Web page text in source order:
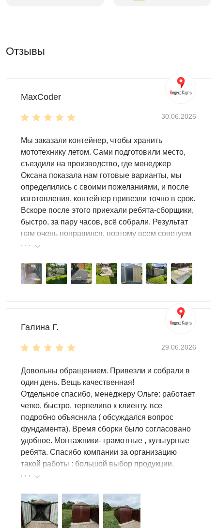
на строительной площадке
Используйте этот удобный хозблок, чтобы хранить
внутри:
материалы
оборудование любого типа
мототехнику
садовые качели и т.д.
Контейнер SKOGGY – это не только высокая
практичность, но и привлекательный внешний вид. Вы
сможете выбрать свой вариант дизайна:
базовый - из оцинкованной стали
нанесение печати
Организация внутреннего пространства – также важный
стеллажи
паллеты
Особенности модели
Благодаря вместительному корпусу вы легко
сможете разместить внутри контейнера
крупногабаритную технику и любой инвентарь.
Крыша хозблока – двускатная, прочная и надежная.
Ей не страшен толстый слой снега.
Торцевая дверь обеспечит удобство и комфортное
использование контейнера.
Настил пола -
Высота двускатной крыши
высота в коньке - 2,45 м
Отзывы
MaxCoder
30.06.2026
Мы заказали контейнер, чтобы хранить
мототехнику летом. Сами подготовили место,
съездили на производство, где менеджер
Оксана показала нам готовые варианты, мы
определились с своими пожеланиями, и после
изготовления, контейнер привезли точно в срок.
Вскоре после этого приехали ребята-сборщики,
быстро, за пару часов, всё собрали. Результат
нам очень понравился, поэтому всем советуем
эту фирму.
Галина Г.
29.06.2026
Довольны обращением. Привезли и собрали в
один день. Вещь качественная!
Отдельное спасибо, менеджеру Ольге: работает
четко, быстро, терпеливо к клиенту, все
подробно объяснила ( обсуждался вопрос
фундамента). Время сборки было согласовано
удобное. Монтажники- грамотные , культурные
ребята. Спасибо компании за организацию
такой работы : большой выбор продукции,
реальные цены.